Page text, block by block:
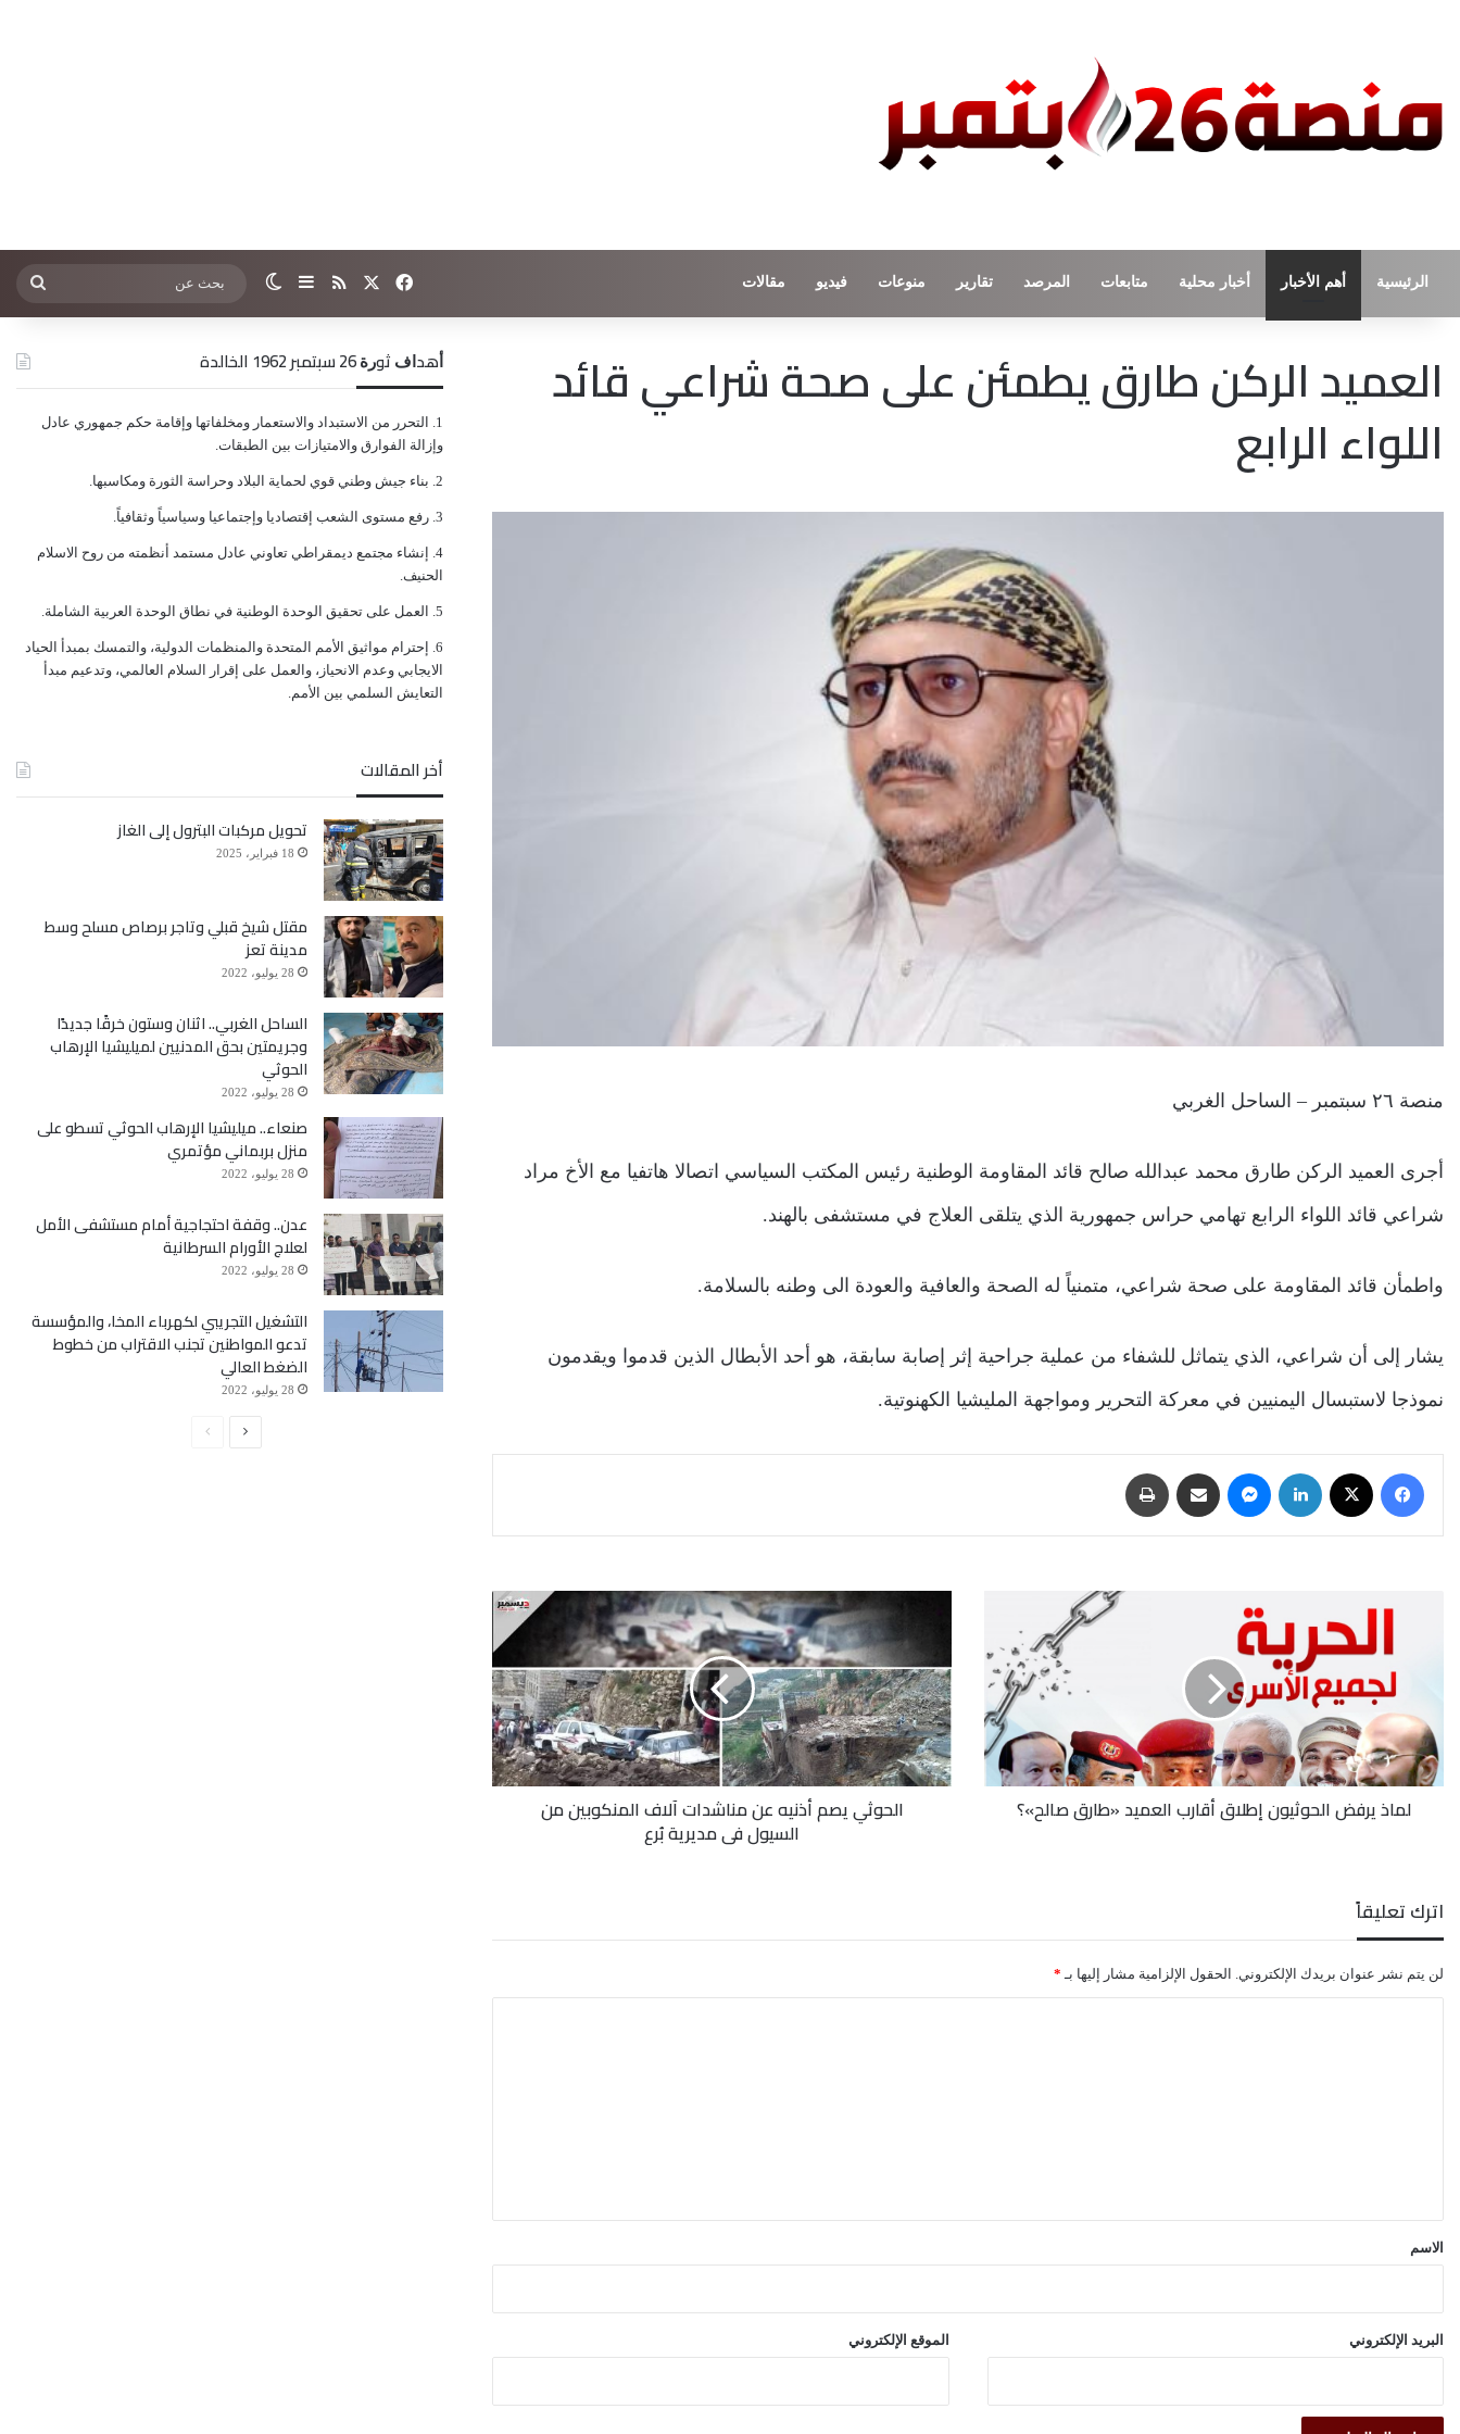
الرئيسية أهم الأخبار أخبار محلية متابعات المرصد تقارير منوعات فيديو مقالات فيسبوك ملخص الموقع RSS
إضافة عمود جانبي
الوضع المظلم بحث
عن
العميد الركن طارق يطمئن على صحة شراعي قائد
اللواء الرابع
منصة ٢٦ سبتمبر – الساحل الغربي
أجرى العميد الركن طارق محمد عبدالله صالح قائد المقاومة الوطنية رئيس المكتب السياسي اتصالا هاتفيا مع الأخ مراد
شراعي قائد اللواء الرابع تهامي حراس جمهورية الذي يتلقى العلاج في مستشفى بالهند.
واطمأن قائد المقاومة على صحة شراعي، متمنياً له الصحة والعافية والعودة الى وطنه بالسلامة.
يشار إلى أن شراعي، الذي يتماثل للشفاء من عملية جراحية إثر إصابة سابقة، هو أحد الأبطال الذين قدموا ويقدمون
نموذجا لاستبسال اليمنيين في معركة التحرير ومواجهة المليشيا الكهنوتية.
فيسبوك لينكدإن ماسنجر مشاركة عبر البريد
العميد
«طارق
صالح»؟
لماذ يرفض الحوثيون إطلاق أقارب العميد «طارق صالح»؟
عن
مناشدات
آلاف
المنكوبين
من
السيول
الحوثي يصم أذنيه عن مناشدات آلاف المنكوبين من
السيول في مديرية بُرع
اترك تعليقاً
لن يتم نشر عنوان بريدك الإلكتروني. الحقول الإلزامية مشار إليها بـ *
*الاسم
البريد الإلكتروني الموقع الإلكتروني
ﺃﻫﺪﺍﻑ ﺛﻮﺭﺓ 26 ﺳﺒﺘﻤﺒﺮ 1962 الخالدة
ﺍﻟﺘﺤﺮﺭ ﻣﻦ ﺍﻻﺳﺘﺒﺪﺍﺩ ﻭﺍﻻﺳﺘﻌﻤﺎﺭ ﻭﻣﺨﻠﻔﺎﺗﻬﺎ ﻭﺇﻗﺎﻣﺔ ﺣﻜﻢ ﺟﻤﻬﻮﺭﻱ ﻋﺎﺩﻝ
ﻭﺇﺯﺍﻟﺔ ﺍﻟﻔﻮﺍﺭﻕ ﻭﺍﻻﻣﺘﻴﺎﺯﺍﺕ ﺑﻴﻦ ﺍﻟﻄﺒﻘﺎﺕ.
ﺑﻨﺎﺀ ﺟﻴﺶ ﻭﻃﻨﻲ ﻗﻮﻱ ﻟﺤﻤﺎﻳﺔ ﺍﻟﺒﻼﺩ ﻭﺣﺮﺍﺳﺔ ﺍﻟﺜﻮﺭﺓ ﻭﻣﻜﺎﺳﺒﻬﺎ.
ﺭﻓﻊ ﻣﺴﺘﻮﻯ ﺍﻟﺸﻌﺐ ﺇﻗﺘﺼﺎﺩﻳﺎ ﻭﺇﺟﺘﻤﺎﻋﻴﺎ ﻭﺳﻴﺎﺳﻴﺎً ﻭﺛﻘﺎﻓﻴﺎً.
ﺇﻧﺸﺎﺀ ﻣﺠﺘﻤﻊ ﺩﻳﻤﻘﺮﺍﻃﻲ ﺗﻌﺎﻭﻧﻲ ﻋﺎﺩﻝ ﻣﺴﺘﻤﺪ ﺃﻧﻈﻤﺘﻪ ﻣﻦ ﺭﻭﺡ ﺍﻻﺳﻼﻡ
ﺍﻟﺤﻨﻴﻒ.
ﺍﻟﻌﻤﻞ ﻋﻠﻰ ﺗﺤﻘﻴﻖ ﺍﻟﻮﺣﺪﺓ ﺍﻟﻮﻃﻨﻴﺔ ﻓﻲ ﻧﻄﺎﻕ ﺍﻟﻮﺣﺪﺓ ﺍﻟﻌﺮﺑﻴﺔ ﺍﻟﺸﺎﻣﻠﺔ.
ﺇﺣﺘﺮﺍﻡ ﻣﻮﺍﺛﻴﻖ الأﻣﻢ ﺍﻟﻤﺘﺤﺪﺓ ﻭﺍﻟﻤﻨﻈﻤﺎﺕ ﺍﻟﺪﻭﻟﻴﺔ، ﻭﺍﻟﺘﻤﺴﻚ ﺑﻤﺒﺪﺃ ﺍﻟﺤﻴﺎﺩ
ﺍﻻﻳﺠﺎﺑﻲ ﻭﻋﺪﻡ ﺍﻻﻧﺤﻴﺎﺯ، ﻭﺍﻟﻌﻤﻞ ﻋﻠﻰ ﺇﻗﺮﺍﺭ ﺍﻟﺴﻼﻡ ﺍﻟﻌﺎﻟﻤﻲ، ﻭﺗﺪﻋﻴﻢ ﻣﺒﺪﺃ
ﺍﻟﺘﻌﺎﻳﺶ ﺍﻟﺴﻠﻤﻲ ﺑﻴﻦ ﺍﻷﻣﻢ.
أخر المقالات
تحويل مركبات البترول إلى الغاز
18 فبراير، 2025
مقتل شيخ قبلي وتاجر برصاص مسلح وسط
مدينة تعز
28 يوليو، 2022
الساحل الغربي.. اثنان وستون خرقًا جديدًا
وجريمتين بحق المدنيين لميليشيا الإرهاب
الحوثي
28 يوليو، 2022
صنعاء.. ميليشيا الإرهاب الحوثي تسطو على
منزل بربماني مؤتمري
28 يوليو، 2022
عدن.. وقفة احتجاجية أمام مستشفى الأمل
لعلاج الأورام السرطانية
28 يوليو، 2022
التشغيل التجريبي لكهرباء المخا، والمؤسسة
تدعو المواطنين تجنب الاقتراب من خطوط
الضغط العالي
28 يوليو، 2022
الصفحة
الصفحة